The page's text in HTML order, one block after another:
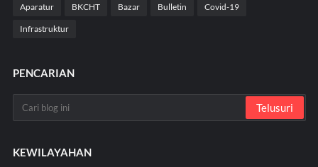
Aparatur BKCHT Bazar Bulletin Covid-19
Infrastruktur
PENCARIAN
KEWILAYAHAN